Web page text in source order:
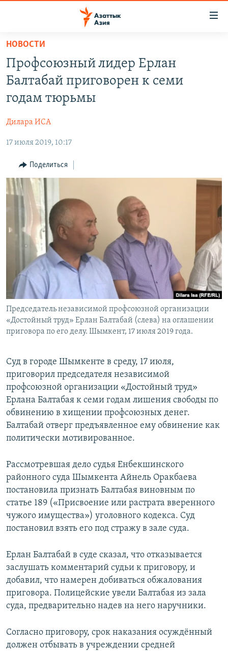
Вернуться
основному
содержанию
главной
навигации
Вернутся
поиску
ЦЕНТРАЛЬНАЯ АЗИЯ
КАЗАХСТАН
ТАДЖИКИСТАН
НОВОСТИ
ВОЙНА В УКРАИНЕ
ҚАЗАҚША
КЫРГЫЗЧА
ЎЗБЕКЧА
ТОҶИКӢ
TÜRKMENÇE
Все сайты РСЕ/РС
НОВОСТИ
Профсоюзный лидер Ерлан
Балтабай приговорен к семи
годам тюрьмы
Дилара ИСА
17 июля 2019, 10:17
Поделиться
Председатель независимой профсоюзной организации
«Достойный труд» Ерлан Балтабай (слева) на оглашении
приговора по его делу. Шымкент, 17 июля 2019 года.
Суд в городе Шымкенте в среду, 17 июля,
приговорил председателя независимой
профсоюзной организации «Достойный труд»
Ерлана Балтабая к семи годам лишения свободы по
обвинению в хищении профсоюзных денег.
Балтабай отверг предъявленное ему обвинение как
политически мотивированное.
Рассмотревшая дело судья Енбекшинского
районного суда Шымкента Айнель Оракбаева
постановила признать Балтабая виновным по
статье 189 («Присвоение или растрата вверенного
чужого имущества») уголовного кодекса. Суд
постановил взять его под стражу в зале суда.
Ерлан Балтабай в суде сказал, что отказывается
заслушать комментарий судьи к приговору, и
добавил, что намерен добиваться обжалования
приговора. Полицейские увели Балтабая из зала
суда, предварительно надев на него наручники.
Согласно приговору, срок наказания осуждённый
должен отбывать в учреждении средней